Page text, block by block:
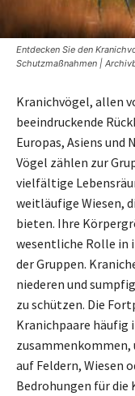
Entdecken Sie den
Schutzmaßnahmen |
Kranichvögel, allen
beeindruckende
Europas, Asiens und
Vögel zählen zur
vielfältige
weitläufige Wiesen,
bieten. Ihre
wesentliche Rolle in
der Gruppen.
niederen und
zu schützen. Die
Kranichpaare häufig
zusammenkommen,
auf Feldern, Wiesen
Bedrohungen für